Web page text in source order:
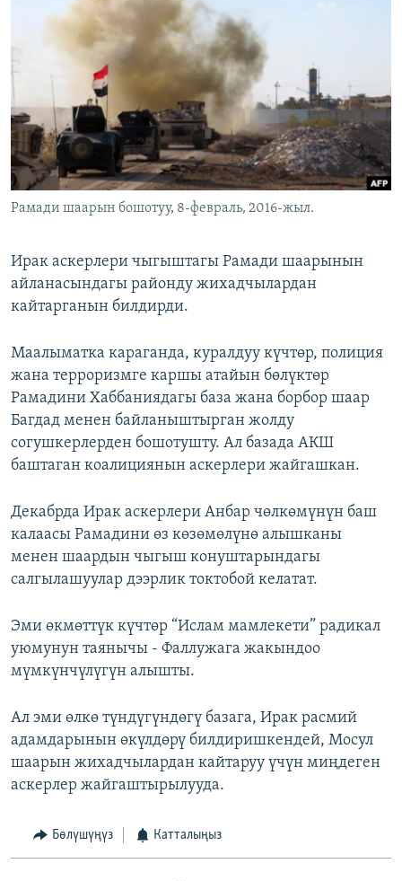
ЭЖЕ-СИҢДИЛЕР
АЗАТТЫК+
ЫҢГАЙСЫЗ СУРООЛОР
ОНЛАЙН ШЕРИНЕ
ЭЕ/АРнун бардык сайттары
Рамади шаарын бошотуу, 8-февраль, 2016-жыл.
Ирак аскерлери чыгыштагы Рамади шаарынын
айланасындагы районду жихадчылардан
кайтарганын билдирди.
Маалыматка караганда, куралдуу күчтөр, полиция
жана терроризмге каршы атайын бөлүктөр
Рамадини Хаббаниядагы база жана борбор шаар
Багдад менен байланыштырган жолду
согушкерлерден бошотушту. Ал базада АКШ
баштаган коалициянын аскерлери жайгашкан.
Декабрда Ирак аскерлери Анбар чөлкөмүнүн баш
калаасы Рамадини өз көзөмөлүнө алышканы
менен шаардын чыгыш конуштарындагы
салгылашуулар дээрлик токтобой келатат.
Эми өкмөттүк күчтөр “Ислам мамлекети” радикал
уюмунун таянычы - Фаллужага жакындоо
мүмкүнчүлүгүн алышты.
Ал эми өлкө түндүгүндөгү базага, Ирак расмий
адамдарынын өкүлдөрү билдиришкендей, Мосул
шаарын жихадчылардан кайтаруу үчүн миңдеген
аскерлер жайгаштырылууда.
Бөлүшүңүз Катталыңыз